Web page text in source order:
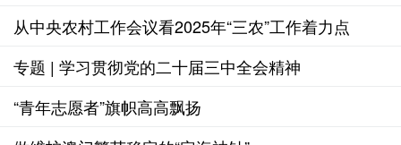
作作出重要指示
从中央农村工作会议看2025年“三农”工作着力点
专题 | 学习贯彻党的二十届三中全会精神
“青年志愿者”旗帜高高飘扬